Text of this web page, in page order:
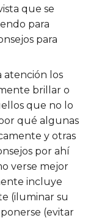
que se
para
para
atención los
brillar o
que no lo
qué algunas
y otras
por ahí
verse mejor
incluye
(iluminar su
(evitar